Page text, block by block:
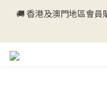
💰新
🚚 香港及澳門地區會